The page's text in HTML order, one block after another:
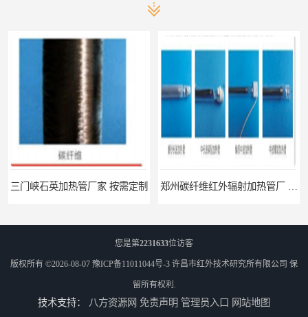
三门峡石英加热管厂家 按需定制
您是第2231633位访客
版权所有 ©2026-08-07 豫ICP备11011044号-3 许昌市红外技术研究所有限公司 保
留所有权利.
技术支持： 八方资源网 免责声明 管理员入口 网站地图